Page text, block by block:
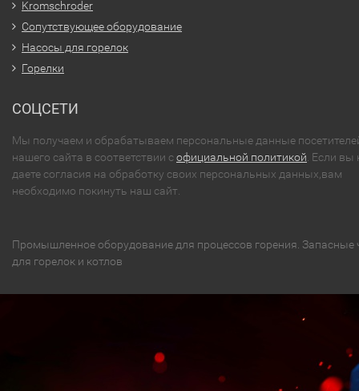
Kromschroder
Сопутствующее оборудование
Насосы для горелок
Горелки
СОЦСЕТИ
Мы получаем и обрабатываем персональные данные
нашего сайта в соответствии софициальной политикой . Если вы
даете согласия на обработку своих персональных данных,вам
необходимо покинуть наш сайт.
Промышленное оборудование для процессов горения. Запасные
для горелок и котлов